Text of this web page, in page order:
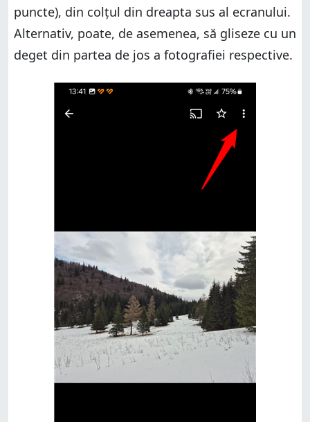
puncte), din colțul din dreapta sus al ecranului.
Alternativ, poate, de asemenea, să gliseze cu un
deget din partea de jos a fotografiei respective.